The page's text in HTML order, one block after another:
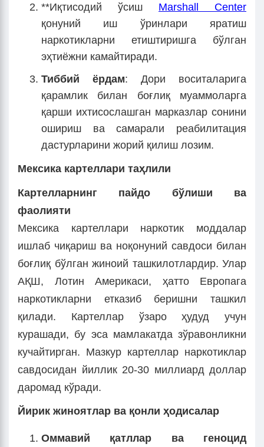
**Иқтисодий ўсиш Marshall Center
қонуний иш ўринлари яратиш
наркотикларни етиштиришга бўлган
эҳтиёжни камайтиради.
Тиббий ёрдам: Дори воситаларига
қарамлик билан боғлиқ муаммоларга
қарши ихтисослашган марказлар сонини
ошириш ва самарали реабилитация
дастурларини жорий қилиш лозим.
Мексика картеллари таҳлили
Картелларнинг пайдо бўлиши ва
фаолияти
Мексика картеллари наркотик моддалар
ишлаб чиқариш ва ноқонуний савдоси билан
боғлиқ бўлган жиноий ташкилотлардир. Улар
АҚШ, Лотин Америкаси, ҳатто Европага
наркотикларни етказиб беришни ташкил
қилади. Картеллар ўзаро ҳудуд учун
курашади, бу эса мамлакатда зўравонликни
кучайтирган. Мазкур картеллар наркотиклар
савдосидан йиллик 20-30 миллиард доллар
даромад кўради.
Йирик жиноятлар ва қонли ҳодисалар
Оммавий қатллар ва геноцид